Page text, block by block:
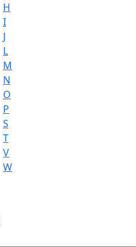
H
I
J
L
M
N
O
P
S
T
V
W